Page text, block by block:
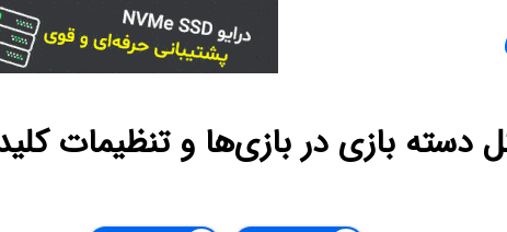
بازی در بازی‌ها و تنظیمات